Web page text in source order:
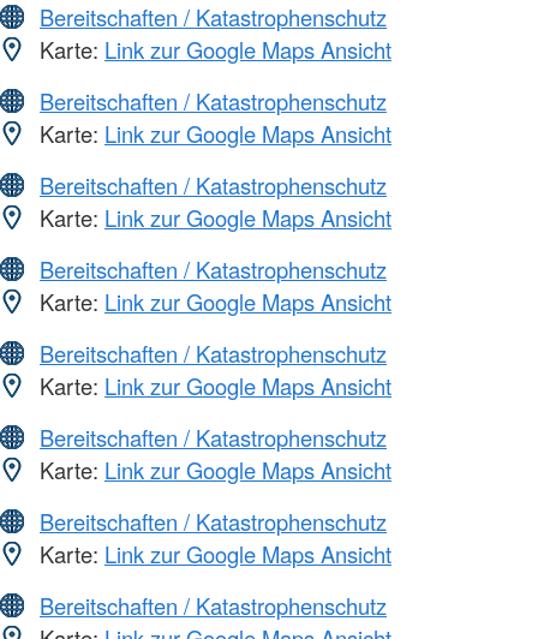
Bereitschaften / Katastrophenschutz
Karte: Link zur Google Maps Ansicht
Bereitschaften / Katastrophenschutz
Karte: Link zur Google Maps Ansicht
Bereitschaften / Katastrophenschutz
Karte: Link zur Google Maps Ansicht
Bereitschaften / Katastrophenschutz
Karte: Link zur Google Maps Ansicht
Bereitschaften / Katastrophenschutz
Karte: Link zur Google Maps Ansicht
Bereitschaften / Katastrophenschutz
Karte: Link zur Google Maps Ansicht
Bereitschaften / Katastrophenschutz
Karte: Link zur Google Maps Ansicht
Bereitschaften / Katastrophenschutz